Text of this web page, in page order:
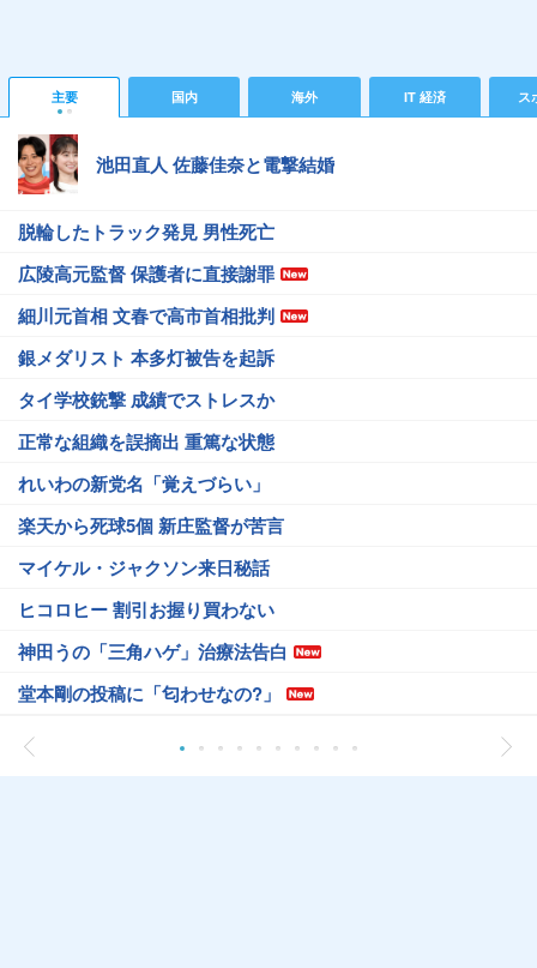
主要 国内 海外 IT 経済 ス
池田直人 佐藤佳奈と電撃結婚
脱輪したトラック発見 男性死亡
広陵高元監督 保護者に直接謝罪
細川元首相 文春で高市首相批判
銀メダリスト 本多灯被告を起訴
タイ学校銃撃 成績でストレスか
正常な組織を誤摘出 重篤な状態
れいわの新党名「覚えづらい」
楽天から死球5個 新庄監督が苦言
マイケル・ジャクソン来日秘話
ヒコロヒー 割引お握り買わない
神田うの「三角ハゲ」治療法告白
堂本剛の投稿に「匂わせなの?」